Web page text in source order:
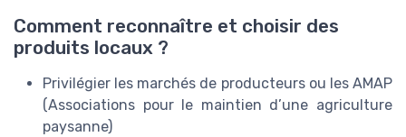
Comment reconnaître et choisir des
produits locaux ?
Privilégier les marchés de producteurs ou les AMAP
(Associations pour le maintien d’une agriculture
paysanne)